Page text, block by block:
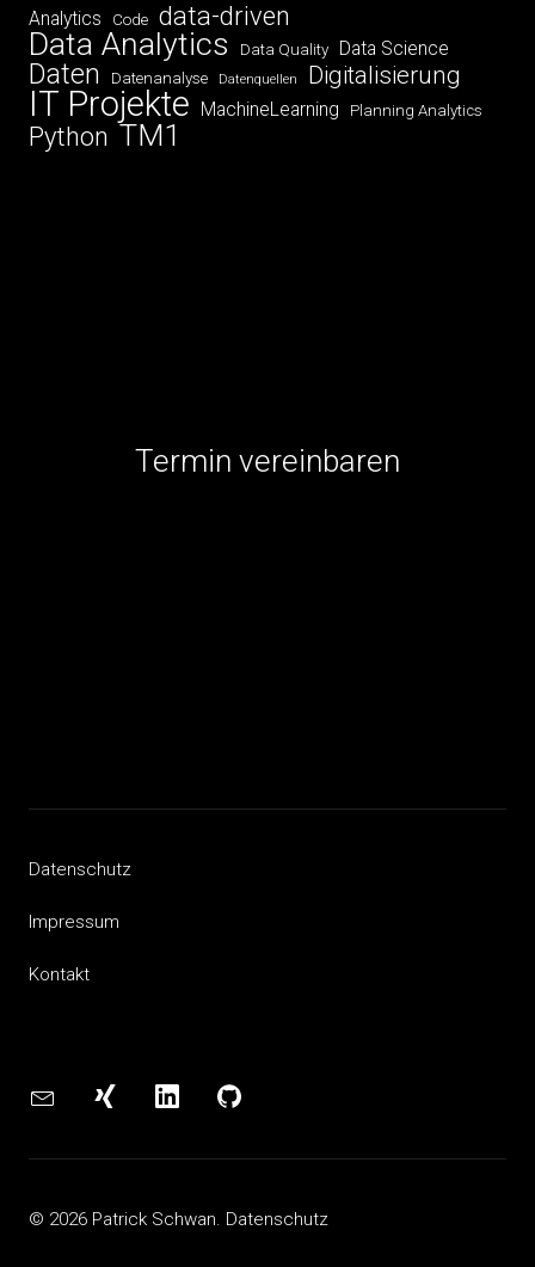
Analytics Code data-driven
Data Analytics Data Quality Data Science
Daten Datenanalyse Datenquellen Digitalisierung
IT Projekte MachineLearning Planning Analytics
Python TM1
Termin vereinbaren
Datenschutz
Impressum
Kontakt
Mail XING LinkedIn Github
© 2026 Patrick Schwan. Datenschutz